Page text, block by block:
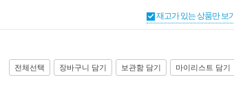
재고가 있는 상품만 보기
전체선택 장바구니 담기 보관함 담기 마이리스트 담기